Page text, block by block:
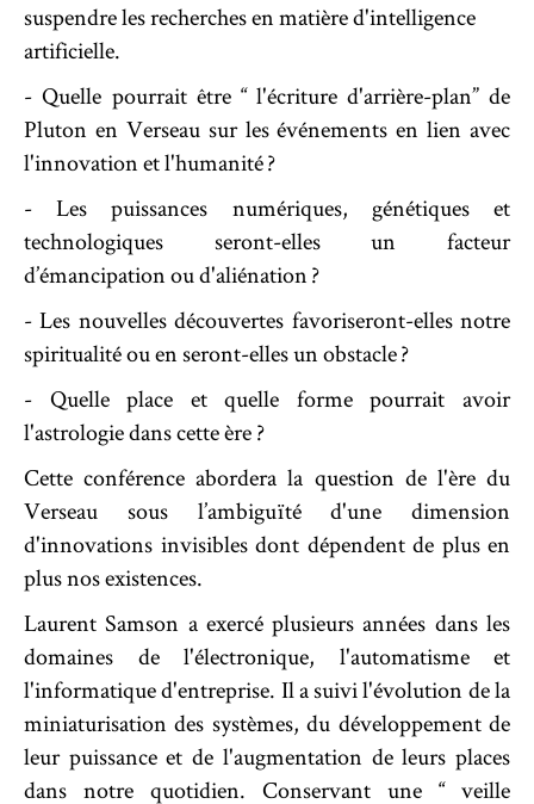
suspendre les recherches en matière d'intelligence
artificielle.
- Quelle pourrait être “ l'écriture d'arrière-plan” de
Pluton en Verseau sur les événements en lien avec
l'innovation et l'humanité ?
- Les puissances numériques, génétiques et
technologiques seront-elles un facteur
d’émancipation ou d'aliénation ?
- Les nouvelles découvertes favoriseront-elles notre
spiritualité ou en seront-elles un obstacle ?
- Quelle place et quelle forme pourrait avoir
l'astrologie dans cette ère ?
Cette conférence abordera la question de l'ère du
Verseau sous l’ambiguïté d'une dimension
d'innovations invisibles dont dépendent de plus en
plus nos existences.
Laurent Samson a exercé plusieurs années dans les
domaines de l'électronique, l'automatisme et
l'informatique d'entreprise. Il a suivi l'évolution de la
miniaturisation des systèmes, du développement de
leur puissance et de l'augmentation de leurs places
dans notre quotidien. Conservant une “ veille